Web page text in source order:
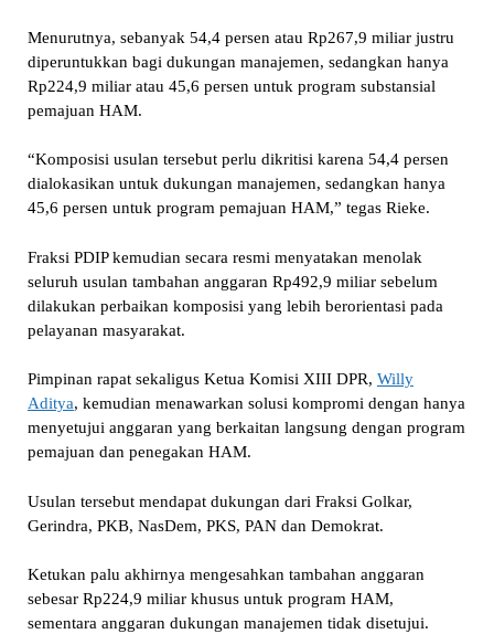
Menurutnya, sebanyak 54,4 persen atau Rp267,9 miliar justru
diperuntukkan bagi dukungan manajemen, sedangkan hanya
Rp224,9 miliar atau 45,6 persen untuk program substansial
pemajuan HAM.
“Komposisi usulan tersebut perlu dikritisi karena 54,4 persen
dialokasikan untuk dukungan manajemen, sedangkan hanya
45,6 persen untuk program pemajuan HAM,” tegas Rieke.
Fraksi PDIP kemudian secara resmi menyatakan menolak
seluruh usulan tambahan anggaran Rp492,9 miliar sebelum
dilakukan perbaikan komposisi yang lebih berorientasi pada
pelayanan masyarakat.
Pimpinan rapat sekaligus Ketua Komisi XIII DPR, Willy
Aditya, kemudian menawarkan solusi kompromi dengan hanya
menyetujui anggaran yang berkaitan langsung dengan program
pemajuan dan penegakan HAM.
Usulan tersebut mendapat dukungan dari Fraksi Golkar,
Gerindra, PKB, NasDem, PKS, PAN dan Demokrat.
Ketukan palu akhirnya mengesahkan tambahan anggaran
sebesar Rp224,9 miliar khusus untuk program HAM,
sementara anggaran dukungan manajemen tidak disetujui.